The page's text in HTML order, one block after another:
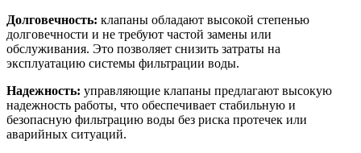
Долговечность: клапаны обладают высокой степенью
долговечности и не требуют частой замены или
обслуживания. Это позволяет снизить затраты на
эксплуатацию системы фильтрации воды.
Надежность: управляющие клапаны предлагают высокую
надежность работы, что обеспечивает стабильную и
безопасную фильтрацию воды без риска протечек или
аварийных ситуаций.